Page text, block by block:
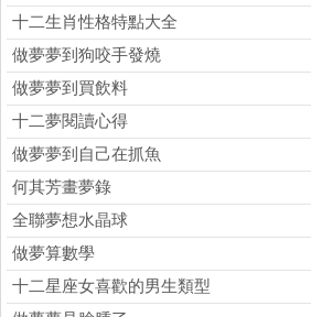
十二生肖性格特點大全
做夢夢到狗咬手發燒
做夢夢到買飲料
十二夢閱讀心得
做夢夢到自己在抓魚
何其芳畫夢錄
全聯夢想水晶球
做夢算數學
十二星座女喜歡的男生類型